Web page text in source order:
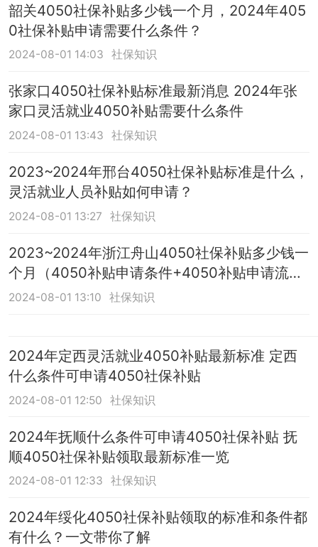
韶关4050社保补贴多少钱一个月，2024年405
0社保补贴申请需要什么条件？
2024-08-01 14:03 社保知识
张家口4050社保补贴标准最新消息 2024年张
家口灵活就业4050补贴需要什么条件
2024-08-01 13:43 社保知识
2023~2024年邢台4050社保补贴标准是什么，
灵活就业人员补贴如何申请？
2024-08-01 13:27 社保知识
2023~2024年浙江舟山4050社保补贴多少钱一
个月（4050补贴申请条件+4050补贴申请流
程）
2024-08-01 13:10 社保知识
2024年定西灵活就业4050补贴最新标准 定西
什么条件可申请4050社保补贴
2024-08-01 12:50 社保知识
2024年抚顺什么条件可申请4050社保补贴 抚
顺4050社保补贴领取最新标准一览
2024-08-01 12:33 社保知识
2024年绥化4050社保补贴领取的标准和条件都
有什么？一文带你了解